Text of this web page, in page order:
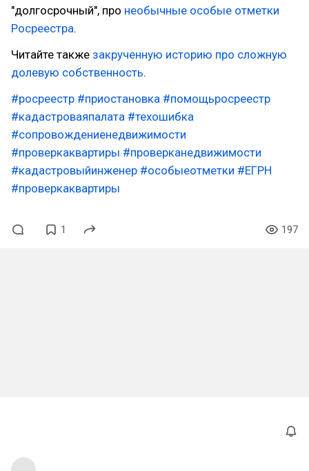
"долгосрочный", про необычные особые отметки
Росреестра.
Читайте также закрученную историю про сложную
долевую собственность.
#росреестр #приостановка #помощьросреестр
#кадастроваяпалата #техошибка
#сопровождениенедвижимости
#проверкаквартиры #проверканедвижимости
#кадастровыйинженер #особыеотметки #ЕГРН
#проверкаквартиры
1 197